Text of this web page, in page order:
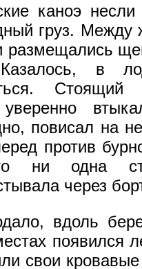
каноэ
груз.
размещались
в
повисал на
против
ни одна
через
вдоль
появился
свои